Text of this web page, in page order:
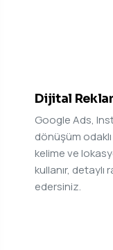
Dijital
Google Ads,
dönüşüm
kelime ve
kullanır,
edersiniz.